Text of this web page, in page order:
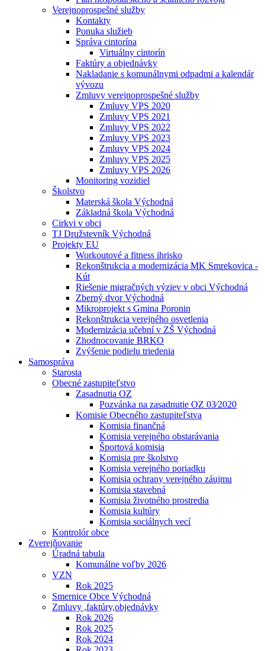
Verejnoprospešné služby
Kontakty
Ponuka služieb
Správa cintorína
Virtuálny cintorín
Faktúry a objednávky
Nakladanie s komunálnymi odpadmi a kalendár
vývozu
Zmluvy verejnoprospešné služby
Zmluvy VPS 2020
Zmluvy VPS 2021
Zmluvy VPS 2022
Zmluvy VPS 2023
Zmluvy VPS 2024
Zmluvy VPS 2025
Zmluvy VPS 2026
Monitoring vozidiel
Školstvo
Materská škola Východná
Základná škola Východná
Cirkvi v obci
TJ Družstevník Východná
Projekty EU
Workoutové a fitness ihrisko
Rekonštrukcia a modernizácia MK Smrekovica -
Kút
Riešenie migračných výziev v obci Východná
Zberný dvor Východná
Mikroprojekt s Gmina Poronin
Rekonštrukcia verejného osvetlenia
Modernizácia učební v ZŠ Východná
Zhodnocovanie BRKO
Zvýšenie podielu triedenia
Samospráva
Starosta
Obecné zastupiteľstvo
Zasadnutia OZ
Pozvánka na zasadnutie OZ 03⁄2020
Komisie Obecného zastupiteľstva
Komisia finančná
Komisia verejného obstarávania
Športová komisia
Komisia pre školstvo
Komisia verejného poriadku
Komisia ochrany verejného záujmu
Komisia stavebná
Komisia životného prostredia
Komisia kultúry
Komisia sociálnych vecí
Kontrolór obce
Zverejňovanie
Úradná tabula
Komunálne voľby 2026
VZN
Rok 2025
Smernice Obce Východná
Zmluvy ,faktúry,objednávky
Rok 2026
Rok 2025
Rok 2024